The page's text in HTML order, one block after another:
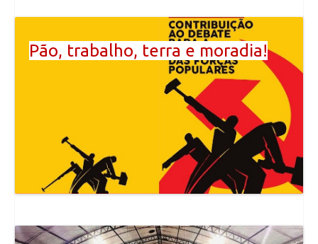
Pão, trabalho, terra e moradia!